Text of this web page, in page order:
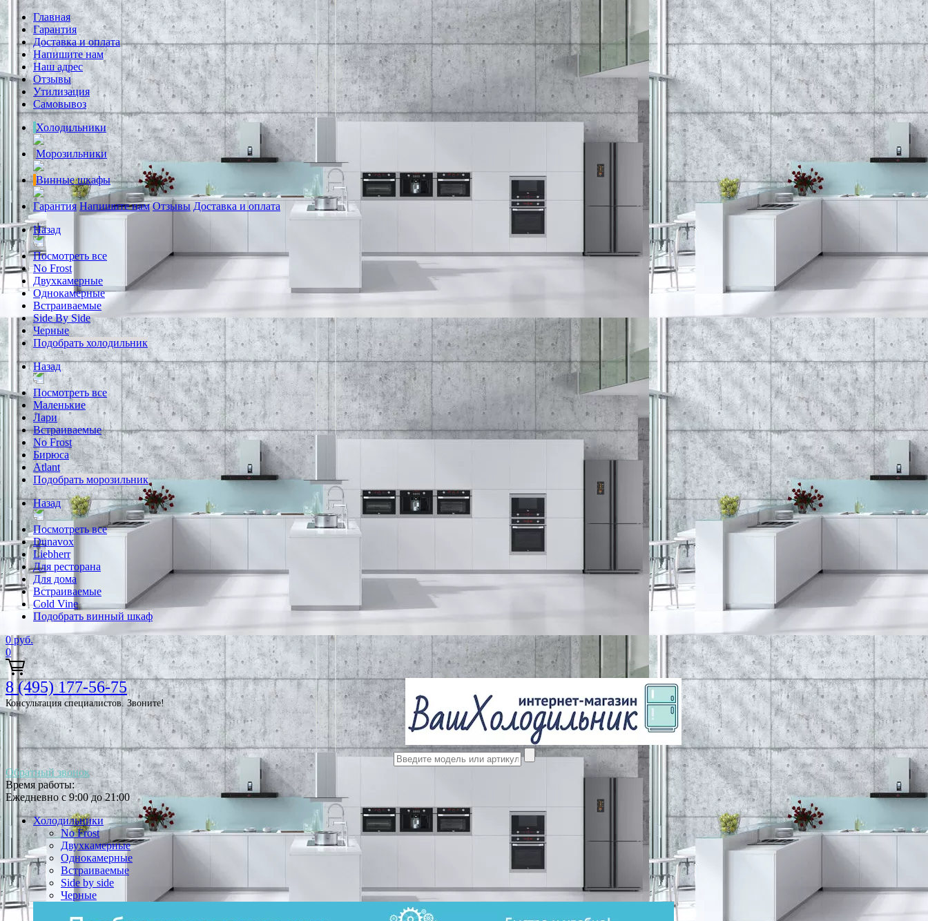
Главная
Гарантия
Доставка и оплата
Напишите нам
Наш адрес
Отзывы
Утилизация
Самовывоз
Холодильники
Морозильники
Винные шкафы
Гарантия Напишите нам Отзывы Доставка и оплата
Назад
Посмотреть все
No Frost
Двухкамерные
Однокамерные
Встраиваемые
Side By Side
Черные
Подобрать холодильник
Назад
Посмотреть все
Маленькие
Лари
Встраиваемые
No Frost
Бирюса
Atlant
Подобрать морозильник
Назад
Посмотреть все
Dunavox
Liebherr
Для ресторана
Для дома
Встраиваемые
Cold Vine
Подобрать винный шкаф
0 руб.
0
8 (495) 177-56-75
Консультация специалистов. Звоните!
Обратный звонок
Время работы:
Ежедневно с 9:00 до 21:00
Холодильники
No Frost
Двухкамерные
Однокамерные
Встраиваемые
Side by side
Черные